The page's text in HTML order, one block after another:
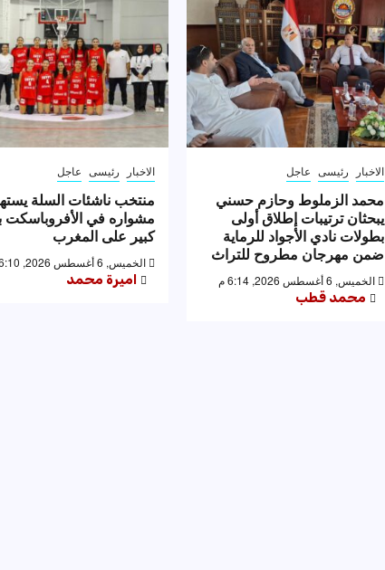
الاخبار رئيسى عاجل
محمد الزملوط وحازم حسني
يبحثان ترتيبات إطلاق أولى
بطولات نادي الأجواد للرماية
ضمن مهرجان مطروح للتراث
الخميس, 6 أغسطس 2026, 6:14 م
محمد قطب
الاخبار رئيسى عاجل
منتخب ناشئات السلة
مشواره في الأفروباسكت
كبير على المغرب
الخميس, 6 أغسطس 2026, 6:10 م
اميرة محمد